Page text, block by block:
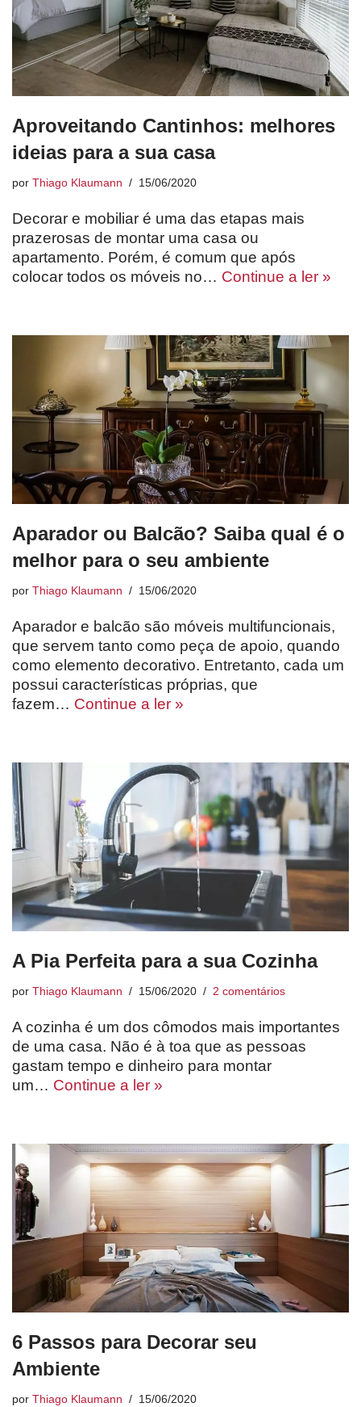
Aproveitando Cantinhos: melhores
ideias para a sua casa
por Thiago Klaumann 15/06/2020
Decorar e mobiliar é uma das etapas mais
prazerosas de montar uma casa ou
apartamento. Porém, é comum que após
colocar todos os móveis no… Continue a ler »
Aparador ou Balcão? Saiba qual é o
melhor para o seu ambiente
por Thiago Klaumann 15/06/2020
Aparador e balcão são móveis multifuncionais,
que servem tanto como peça de apoio, quando
como elemento decorativo. Entretanto, cada um
possui características próprias, que
fazem… Continue a ler »
A Pia Perfeita para a sua Cozinha
por Thiago Klaumann 15/06/2020 2 comentários
A cozinha é um dos cômodos mais importantes
de uma casa. Não é à toa que as pessoas
gastam tempo e dinheiro para montar
um… Continue a ler »
6 Passos para Decorar seu
Ambiente
por Thiago Klaumann 15/06/2020